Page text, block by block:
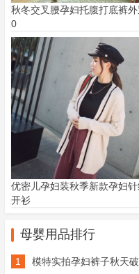
秋冬交叉腰孕妇托腹打底裤
0
优密儿孕妇装秋季新款孕妇针
开衫
母婴用品排行
1 模特实拍孕妇裤子秋天破洞